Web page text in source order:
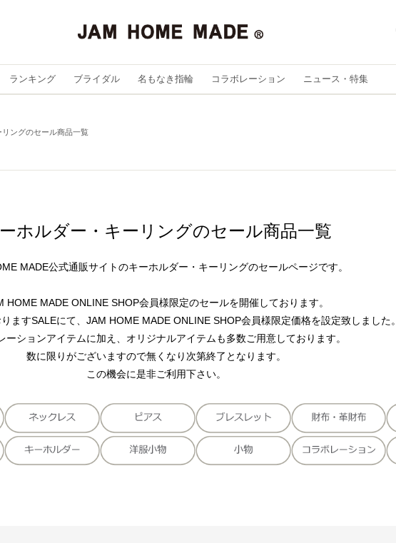
ランキング ブライダル 名もなき指輪 コラボレーション ニュース・特集
ングのセール商品一覧
ホルダー・キーリングのセール商品一覧
MADE公式通販サイトのキーホルダー・キーリングのセールページです。
HOME MADE ONLINE SHOP会員様限定のセールを開催しております。
ますSALEにて、JAM HOME MADE ONLINE SHOP会員様限定価格を設定致しました。
ーションアイテムに加え、オリジナルアイテムも多数ご用意しております。
数に限りがございますので無くなり次第終了となります。
この機会に是非ご利用下さい。